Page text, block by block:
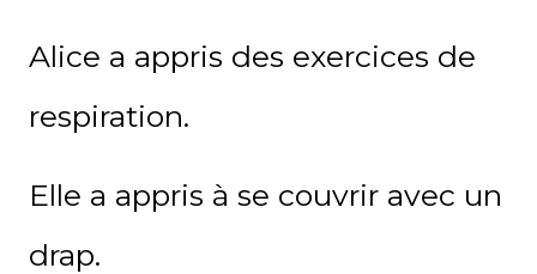
Alice a appris des exercices de
respiration.
Elle a appris à se couvrir avec un
drap.